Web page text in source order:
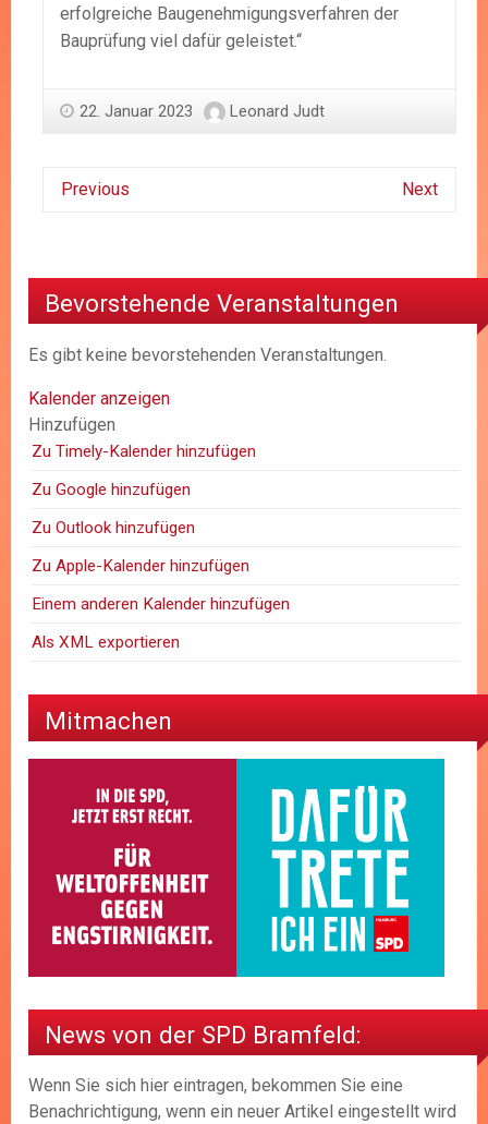
erfolgreiche Baugenehmigungsverfahren der
Bauprüfung viel dafür geleistet.“
22. Januar 2023 Leonard Judt
Previous Next
Bevorstehende Veranstaltungen
Es gibt keine bevorstehenden Veranstaltungen.
Kalender anzeigen
Hinzufügen
Zu Timely-Kalender hinzufügen
Zu Google hinzufügen
Zu Outlook hinzufügen
Zu Apple-Kalender hinzufügen
Einem anderen Kalender hinzufügen
Als XML exportieren
Mitmachen
News von der SPD Bramfeld:
Wenn Sie sich hier eintragen, bekommen Sie eine
Benachrichtigung, wenn ein neuer Artikel eingestellt wird